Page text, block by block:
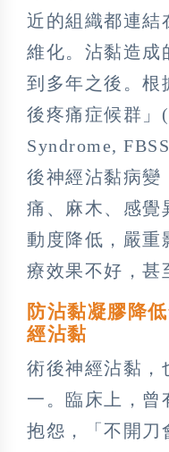
近的組織都連結
維化。沾黏造成
到多年之後。根
後疼痛症候群」
Syndrome,
後神經沾黏病變
痛、麻木、感覺
動度降低，嚴重
療效果不好，甚
防沾黏凝膠降
經沾黏
術後神經沾黏，
一。臨床上，曾
抱怨，「不開刀